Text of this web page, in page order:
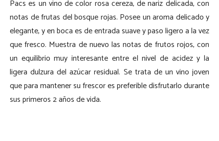
Pacs es un vino de color rosa cereza, de nariz delicada, con
notas de frutas del bosque rojas. Posee un aroma delicado y
elegante, y en boca es de entrada suave y paso ligero a la vez
que fresco. Muestra de nuevo las notas de frutos rojos, con
un equilibrio muy interesante entre el nivel de acidez y la
ligera dulzura del azúcar residual. Se trata de un vino joven
que para mantener su frescor es preferible disfrutarlo durante
sus primeros 2 años de vida.